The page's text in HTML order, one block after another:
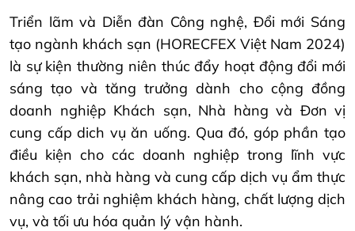
Triển lãm và Diễn đàn Công nghệ, Đổi mới Sáng
tạo ngành khách sạn (HORECFEX Việt Nam 2024)
là sự kiện thường niên thúc đẩy hoạt động đổi mới
sáng tạo và tăng trưởng dành cho cộng đồng
doanh nghiệp Khách sạn, Nhà hàng và Đơn vị
cung cấp dich vụ ăn uống. Qua đó, góp phần tạo
điều kiện cho các doanh nghiệp trong lĩnh vực
khách sạn, nhà hàng và cung cấp dịch vụ ẩm thực
nâng cao trải nghiệm khách hàng, chất lượng dịch
vụ, và tối ưu hóa quản lý vận hành.